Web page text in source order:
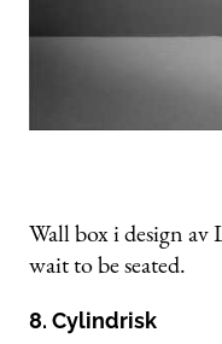
Wall box i design av
wait to be seated.
8. Cylindrisk